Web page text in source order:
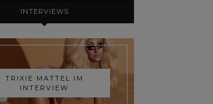
INTERVIEWS
TRIXIE MATTEL IM
INTERVIEW